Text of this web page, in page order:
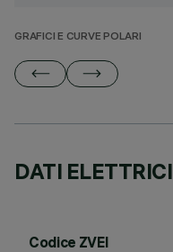
GRAFICI E CURVE POLARI
DATI ELETTRICI
Codice ZVEI